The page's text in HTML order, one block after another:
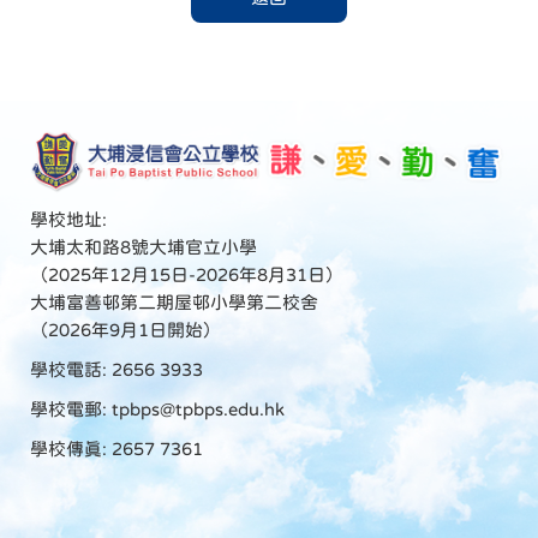
學校地址:
大埔太和路8號大埔官立小學
（2025年12月15日-2026年8月31日）
大埔富善邨第二期屋邨小學第二校舍
（2026年9月1日開始）
學校電話: 2656 3933
學校電郵: tpbps@tpbps.edu.hk
學校傳真: 2657 7361